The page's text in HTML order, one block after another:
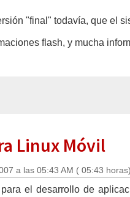
"final" todavía, que el
flash, y mucha
Linux Móvil
a las 05:43 AM ( 05:43 horas)
el desarrollo de